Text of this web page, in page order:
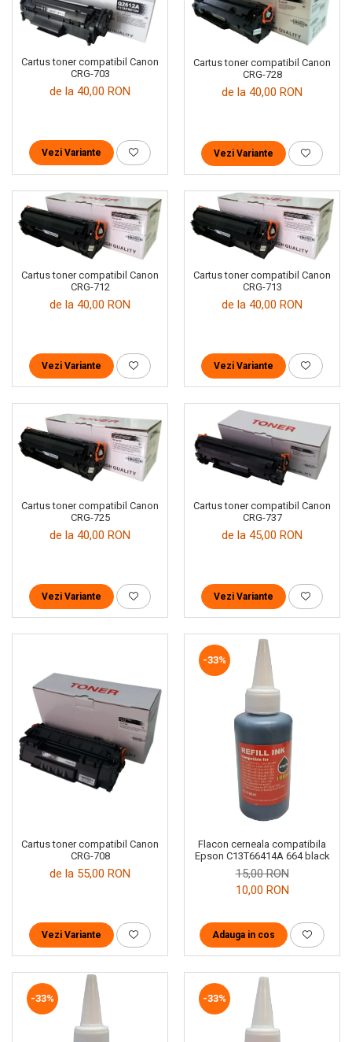
Cartus toner compatibil Canon
CRG-703
de la 40,00 RON
Vezi Variante
Cartus toner compatibil Canon
CRG-728
de la 40,00 RON
Vezi Variante
Cartus toner compatibil Canon
CRG-712
de la 40,00 RON
Vezi Variante
Cartus toner compatibil Canon
CRG-713
de la 40,00 RON
Vezi Variante
Cartus toner compatibil Canon
CRG-725
de la 40,00 RON
Vezi Variante
Cartus toner compatibil Canon
CRG-737
de la 45,00 RON
Vezi Variante
Cartus toner compatibil Canon
CRG-708
de la 55,00 RON
Vezi Variante
-33%
Flacon cerneala compatibila
Epson C13T66414A 664 black
15,00 RON
10,00 RON
Adauga in cos
-33% -33%